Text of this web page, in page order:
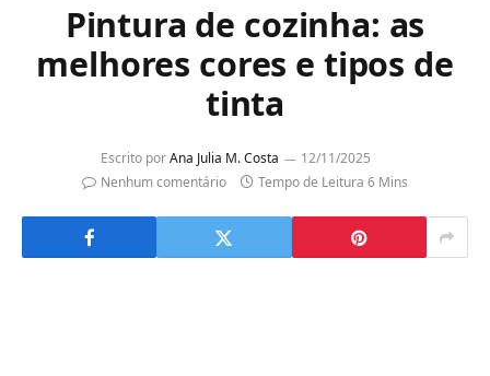
Pintura de cozinha: as
melhores cores e tipos de
tinta
Escrito por Ana Julia M. Costa
12/11/2025
Nenhum comentário
Tempo de Leitura 6 Mins